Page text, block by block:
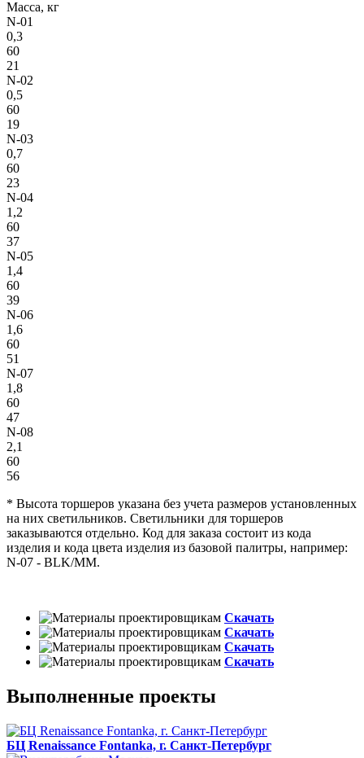
Масса, кг
N-01
0,3
60
21
N-02
0,5
60
19
N-03
0,7
60
23
N-04
1,2
60
37
N-05
1,4
60
39
N-06
1,6
60
51
N-07
1,8
60
47
N-08
2,1
60
56
* Высота торшеров указана без учета размеров установленных
на них светильников. Светильники для торшеров
заказываются отдельно. Код для заказа состоит из кода
изделия и кода цвета изделия из базовой палитры, например:
N-07 - BLK/MM.
Скачать
Скачать
Скачать
Скачать
Выполненные проекты
БЦ Renaissance Fontanka, г. Санкт-Петербург